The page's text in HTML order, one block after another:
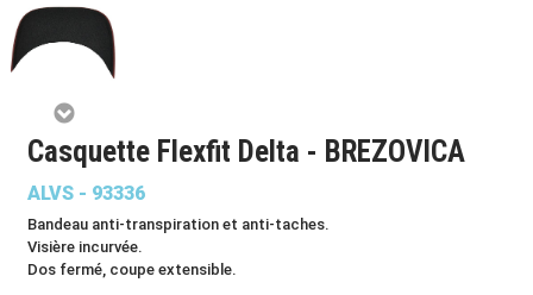
Casquette Flexfit Delta - BREZOVICA
ALVS - 93336
Bandeau anti-transpiration et anti-taches.
Visière incurvée.
Dos fermé, coupe extensible.